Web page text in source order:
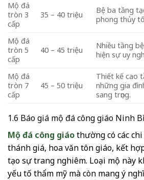
Mộ đá
tròn 3
cấp
35 – 40 triệu
Bệ ba tầng
phong thủy
Mộ đá
tròn 5
cấp
40 – 45 triệu
Nhiều tầng
hiện sự uy
Mộ đá
tròn 7
cấp
45 – 50 triệu
Thiết kế cao
những gia
sang trọng.
1.6 Báo giá mộ đá công giáo Ninh
Mộ đá công giáothường có các
thánh giá, hoa văn tôn giáo, kết
tạo sự trang nghiêm. Loại mộ này
yếu tố thẩm mỹ mà còn mang ý